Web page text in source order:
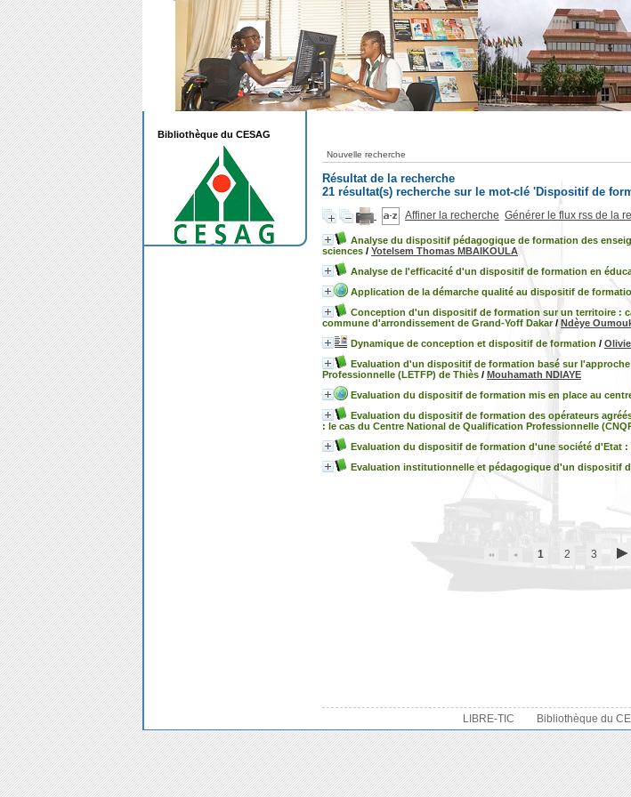
Nouvelle recherche
Résultat de la recherche
21 résultat(s) recherche sur le mot-clé 'Dispositif de
Affiner la recherche Générer le flux rss de la
Analyse du dispositif pédagogique de formation des
sciences / Yotelsem Thomas MBAIKOULA
Analyse de l'efficacité d'un dispositif de formation en
Application de la démarche qualité au dispositif de
Conception d'un dispositif de formation sur un territoire :
commune d'arrondissement de Grand-Yoff Dakar/ Ndèye
Dynamique de conception et dispositif de formation /
Evaluation d'un dispositif de formation basé sur
Professionnelle (LETFP) de Thiès / Mouhamath NDIAYE
Evaluation du dispositif de formation mis en place au
Evaluation du dispositif de formation des opérateurs
: le cas du Centre National de Qualification Professionnelle
Evaluation du dispositif de formation d'une société d'Etat :
Evaluation institutionnelle et pédagogique d'un dispositif
1 2 3
LIBRE-TIC Bibliothèque du
Bibliothèque du CESAG